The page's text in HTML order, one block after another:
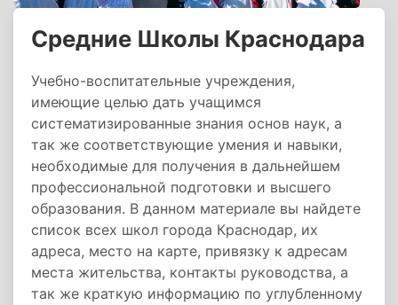
Средние Школы Краснодара
Учебно-воспитательные учреждения,
имеющие целью дать учащимся
систематизированные знания основ наук, а
так же соответствующие умения и навыки,
необходимые для получения в дальнейшем
профессиональной подготовки и высшего
образования. В данном материале вы найдете
список всех школ города Краснодар, их
адреса, место на карте, привязку к адресам
места жительства, контакты руководства, а
так же краткую информацию по углубленному